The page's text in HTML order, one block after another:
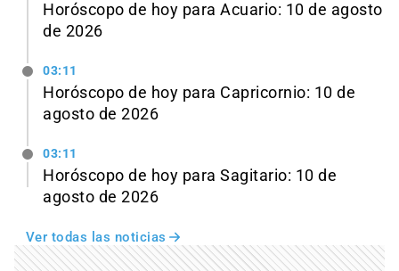
Horóscopo de hoy para Acuario: 10 de agosto
de 2026
03:11
Horóscopo de hoy para Capricornio: 10 de
agosto de 2026
03:11
Horóscopo de hoy para Sagitario: 10 de
agosto de 2026
Ver todas las noticias